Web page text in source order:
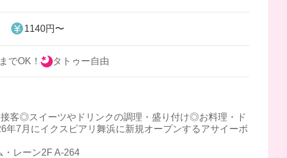
1140円〜
でOK！ タトゥー自由
客◎スイーツやドリンクの調理・盛り付け◎お料理・ド
7月にイクスピアリ舞浜に新規オープンするアサイーボ
・レーン2F A-264